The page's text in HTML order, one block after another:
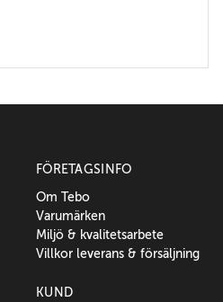
FÖRETAGSINFO
Om Tebo
Varumärken
Miljö & kvalitetsarbete
Villkor leverans & försäljning
KUND